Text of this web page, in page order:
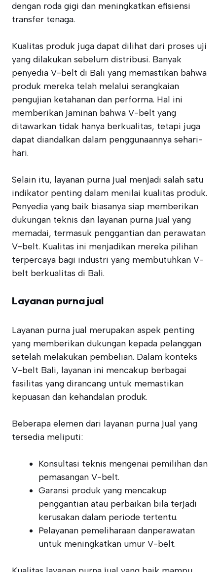
dengan roda gigi dan meningkatkan efisiensi
transfer tenaga.
Kualitas produk juga dapat dilihat dari proses uji
yang dilakukan sebelum distribusi. Banyak
penyedia V-belt di Bali yang memastikan bahwa
produk mereka telah melalui serangkaian
pengujian ketahanan dan performa. Hal ini
memberikan jaminan bahwa V-belt yang
ditawarkan tidak hanya berkualitas, tetapi juga
dapat diandalkan dalam penggunaannya sehari-
hari.
Selain itu, layanan purna jual menjadi salah satu
indikator penting dalam menilai kualitas produk.
Penyedia yang baik biasanya siap memberikan
dukungan teknis dan layanan purna jual yang
memadai, termasuk penggantian dan perawatan
V-belt. Kualitas ini menjadikan mereka pilihan
terpercaya bagi industri yang membutuhkan V-
belt berkualitas di Bali.
Layanan purna jual
Layanan purna jual merupakan aspek penting
yang memberikan dukungan kepada pelanggan
setelah melakukan pembelian. Dalam konteks
V-belt Bali, layanan ini mencakup berbagai
fasilitas yang dirancang untuk memastikan
kepuasan dan kehandalan produk.
Beberapa elemen dari layanan purna jual yang
tersedia meliputi:
Konsultasi teknis mengenai pemilihan dan
pemasangan V-belt.
Garansi produk yang mencakup
penggantian atau perbaikan bila terjadi
kerusakan dalam periode tertentu.
Pelayanan pemeliharaan danperawatan
untuk meningkatkan umur V-belt.